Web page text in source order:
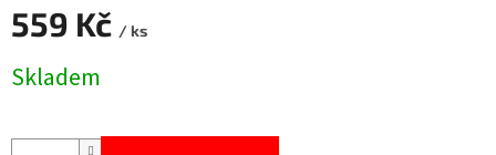
559 Kč / ks
cena:
Skladem